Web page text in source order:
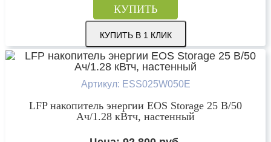
КУПИТЬ
КУПИТЬ В 1 КЛИК
Артикул: ESS025W050E
LFP накопитель энергии EOS Storage 25 В/50
Ач/1.28 кВтч, настенный